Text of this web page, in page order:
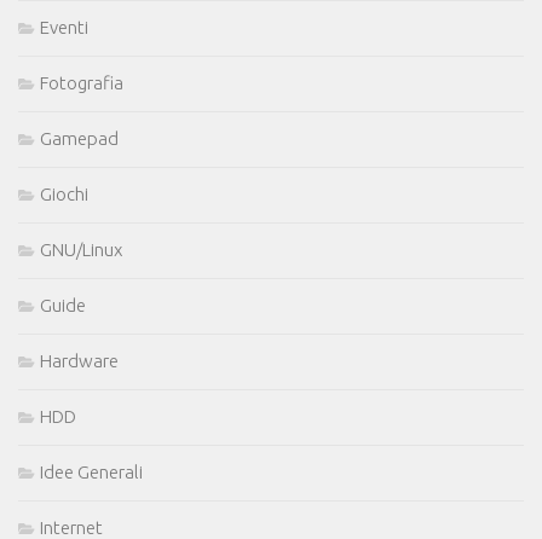
Eventi
Fotografia
Gamepad
Giochi
GNU/Linux
Guide
Hardware
HDD
Idee Generali
Internet